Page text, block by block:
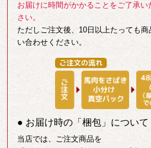
お届けに時間がかかることをご了承
さい。
ただしご注文後、10日以上たっても
い合わせください。
● お届け時の「梱包」について
当店では、ご注文商品を